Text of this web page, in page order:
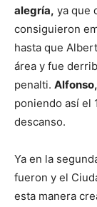
alegría, ya que
consiguieron
hasta que
área y fue
penalti.
poniendo así el
descanso.
Ya en la
fueron y el
esta manera